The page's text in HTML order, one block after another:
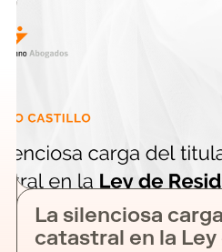
entidades públicas e
interesses, cria o
La silenciosa
catastral en la